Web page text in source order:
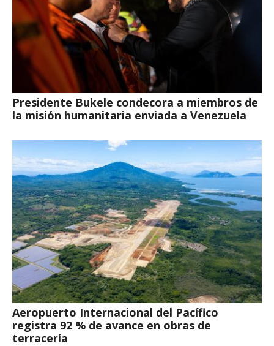
Presidente Bukele condecora a miembros de
la misión humanitaria enviada a Venezuela
Aeropuerto Internacional del Pacífico
registra 92 % de avance en obras de
terracería